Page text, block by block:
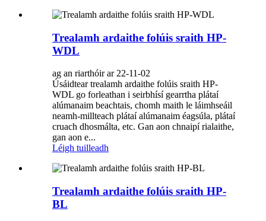
Trealamh ardaithe folúis sraith HP-
WDL
ag an riarthóir ar 22-11-02
Úsáidtear trealamh ardaithe folúis sraith HP-
WDL go forleathan i seirbhísí gearrtha plátaí
alúmanaim beachtais, chomh maith le láimhseáil
neamh-millteach plátaí alúmanaim éagsúla, plátaí
cruach dhosmálta, etc. Gan aon chnaipí rialaithe,
gan aon e...
Léigh tuilleadh
Trealamh ardaithe folúis sraith HP-
BL